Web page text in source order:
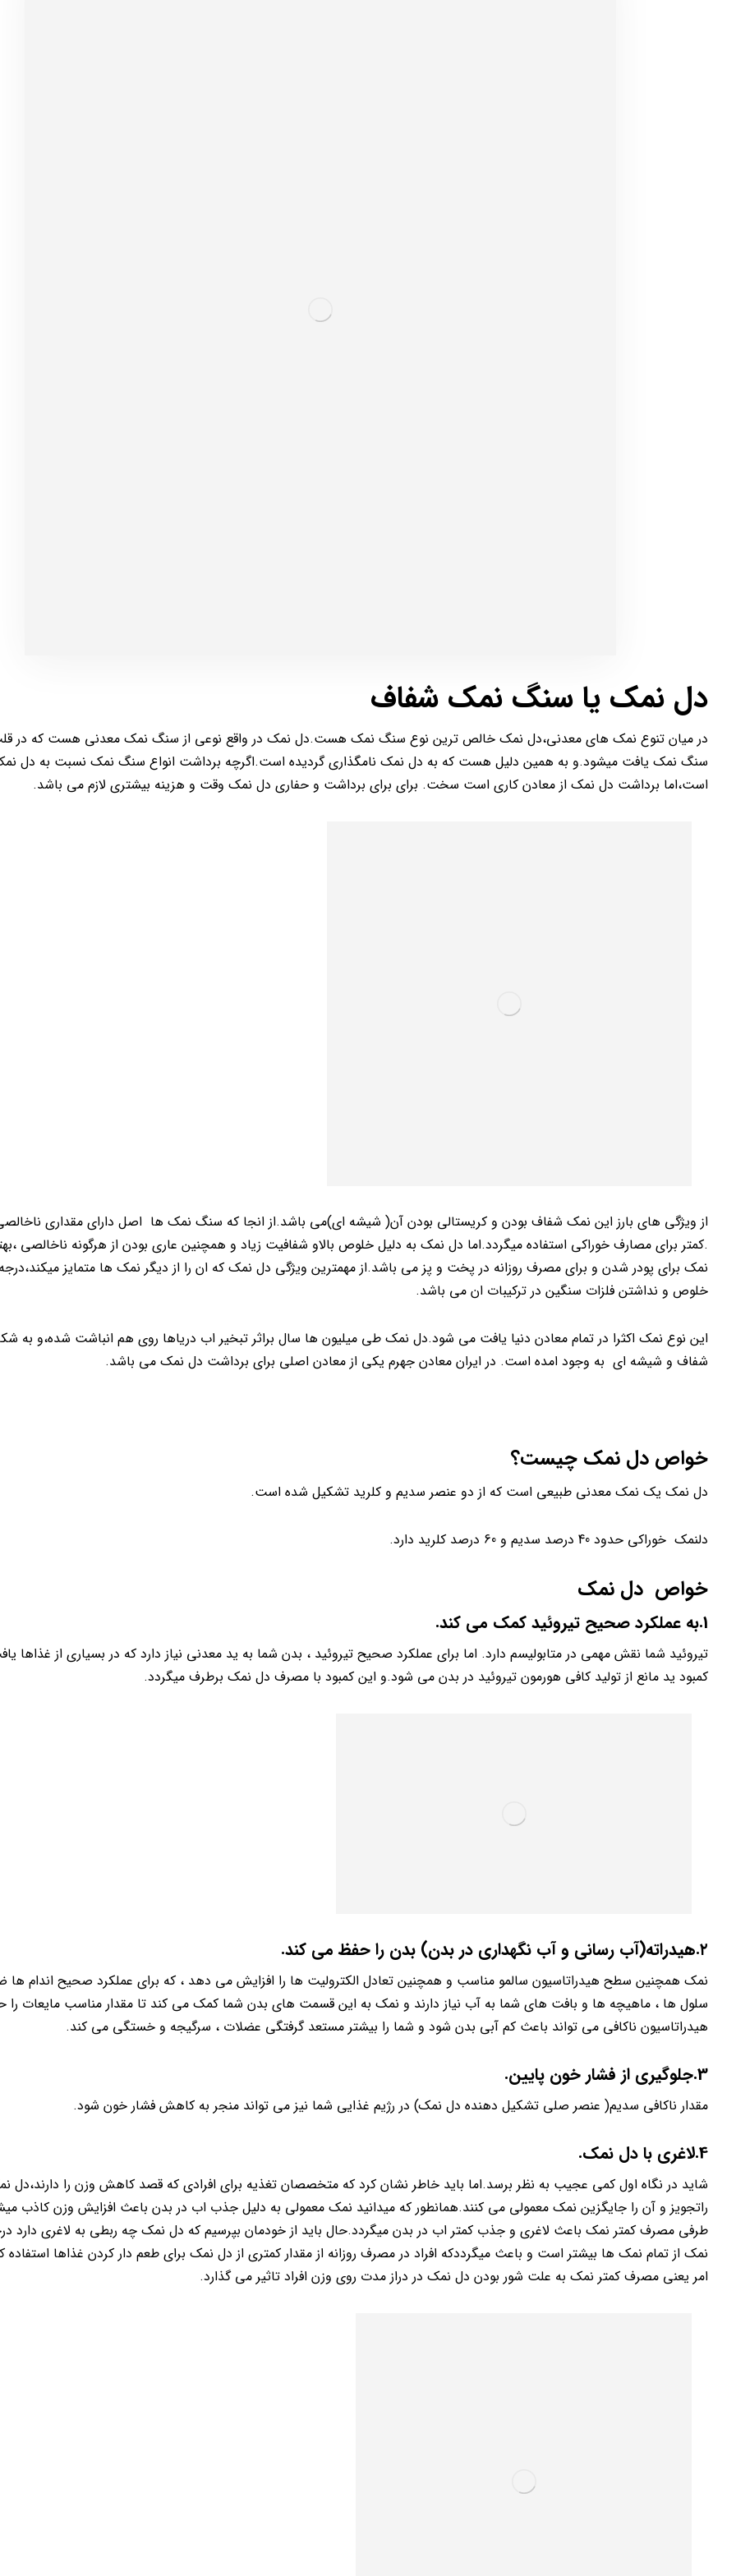
دل نمک یا سنگ نمک شفاف
در میان تنوع نمک های معدنی،دل نمک خالص ترین نوع سنگ نمک هست.دل نمک در واقع نوعی از سنگ نمک معدنی هست که در
سنگ نمک یافت میشود.و به همین دلیل هست که به دل نمک نامگذاری گردیده است.اگرچه برداشت انواع سنگ نمک نسبت به دل
است،اما برداشت دل نمک از معادن کاری است سخت. برای برای برداشت و حفاری دل نمک وقت و هزینه بیشتری لازم می باشد.
از ویژگی های بارز این نمک شفاف بودن و کریستالی بودن آن( شیشه ای)می باشد.از انجا که سنگ نمک ها اصل دارای مقداری
.کمتر برای مصارف خوراکی استفاده میگردد.اما دل نمک به دلیل خلوص بالاو شفافیت زیاد و همچنین عاری بودن از هرگونه ناخالصی
نمک برای پودر شدن و برای مصرف روزانه در پخت و پز می باشد.از مهمترین ویژگی دل نمک که ان را از دیگر نمک ها متمایز میکند،درجه
خلوص و نداشتن فلزات سنگین در ترکیبات ان می باشد.
این نوع نمک اکثرا در تمام معادن دنیا یافت می شود.دل نمک طی میلیون ها سال براثر تبخیر اب دریاها روی هم انباشت شده،و به
شفاف و شیشه ای به وجود امده است. در ایران معادن جهرم یکی از معادن اصلی برای برداشت دل نمک می باشد.
خواص دل نمک چیست؟
دل نمک یک نمک معدنی طبیعی است که از دو عنصر سدیم و کلرید تشکیل شده است.
دلنمک خوراکی حدود 40 درصد سدیم و 60 درصد کلرید دارد.
خواص دل نمک
1.به عملکرد صحیح تیروئید کمک می کند.
تیروئید شما نقش مهمی در متابولیسم دارد. اما برای عملکرد صحیح تیروئید ، بدن شما به ید معدنی نیاز دارد که در بسیاری از غذاها
کمبود ید مانع از تولید کافی هورمون تیروئید در بدن می شود.و این کمبود با مصرف دل نمک برطرف میگردد.
۲.هیدراته(آب رسانی و آب نگهداری در بدن) بدن را حفظ می کند.
نمک همچنین سطح هیدراتاسیون سالمو مناسب و همچنین تعادل الکترولیت ها را افزایش می دهد ، که برای عملکرد صحیح اندام
سلول ها ، ماهیچه ها و بافت های شما به آب نیاز دارند و نمک به این قسمت های بدن شما کمک می کند تا مقدار مناسب مایعات را
هیدراتاسیون ناکافی می تواند باعث کم آبی بدن شود و شما را بیشتر مستعد گرفتگی عضلات ، سرگیجه و خستگی می کند.
3.جلوگیری از فشار خون پایین.
مقدار ناکافی سدیم( عنصر صلی تشکیل دهنده دل نمک) در رژیم غذایی شما نیز می تواند منجر به کاهش فشار خون شود.
4.لاغری با دل نمک.
شاید در نگاه اول کمی عجیب به نظر برسد.اما باید خاطر نشان کرد که متخصصان تغذیه برای افرادی که قصد کاهش وزن را دارند،دل
راتجویز و آن را جایگزین نمک معمولی می کنند.همانطور که میدانید نمک معمولی به دلیل جذب اب در بدن باعث افزایش وزن کاذب
طرفی مصرف کمتر نمک باعث لاغری و جذب کمتر اب در بدن میگردد.حال باید از خودمان بپرسیم که دل نمک چه ربطی به لاغری دارد
نمک از تمام نمک ها بیشتر است و باعث میگرددکه افراد در مصرف روزانه از مقدار کمتری از دل نمک برای طعم دار کردن غذاها استفاده
امر یعنی مصرف کمتر نمک به علت شور بودن دل نمک در دراز مدت روی وزن افراد تاثیر می گذارد.